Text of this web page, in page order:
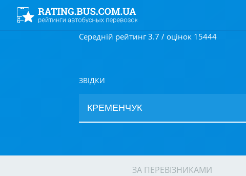
Середній рейтинг 3.7 / оцінок 15444
ЗВІДКИ
ЗА ПЕРЕВІЗНИКАМИ